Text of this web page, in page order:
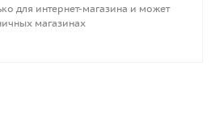
для интернет-магазина и может
магазинах